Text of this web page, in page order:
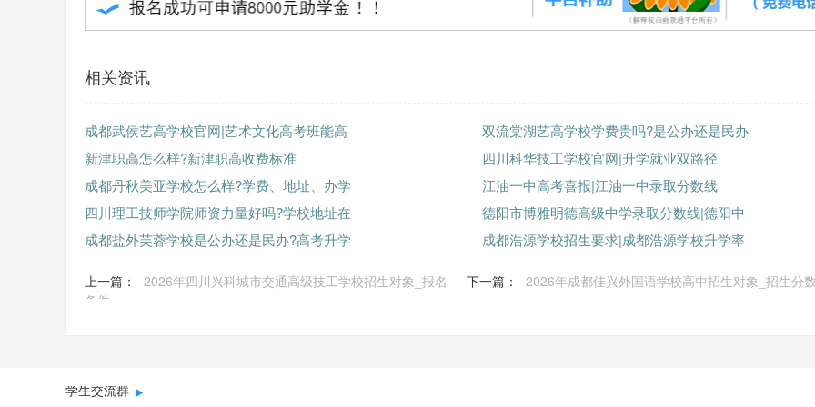
相关资讯
成都武侯艺高学校官网|艺术文化高考班能高
双流棠湖艺高学校学费贵吗?是公办还是民办
新津职高怎么样?新津职高收费标准
四川科华技工学校官网|升学就业双路径
成都丹秋美亚学校怎么样?学费、地址、办学
江油一中高考喜报|江油一中录取分数线
四川理工技师学院师资力量好吗?学校地址在
德阳市博雅明德高级中学录取分数线|德阳中
成都盐外芙蓉学校是公办还是民办?高考升学
成都浩源学校招生要求|成都浩源学校升学率
上一篇：
2026年四川兴科城市交通高级技工学校招生对象_报名
条件
下一篇： 2026年成都佳兴外国语学校高中招生对象_招生分
学生交流群